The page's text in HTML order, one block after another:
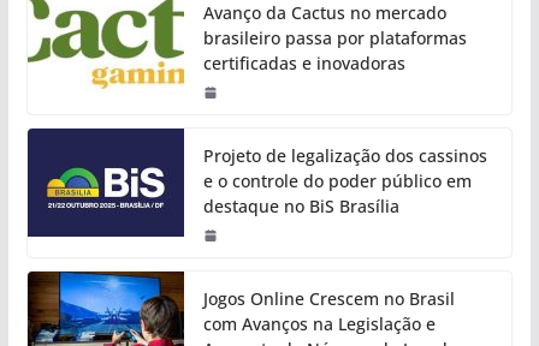
Avanço da Cactus no mercado
brasileiro passa por plataformas
certificadas e inovadoras
Projeto de legalização dos cassinos
e o controle do poder público em
destaque no BiS Brasília
Jogos Online Crescem no Brasil
com Avanços na Legislação e